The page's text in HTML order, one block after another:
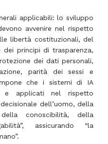
applicabili: lo sviluppo
avvenire nel rispetto
libertà costituzionali, del
dei principi di trasparenza,
dei dati personali,
parità dei sessi e
che i sistemi di IA
e applicati nel rispetto
dell’uomo, della
conoscibilità, della
assicurando “la